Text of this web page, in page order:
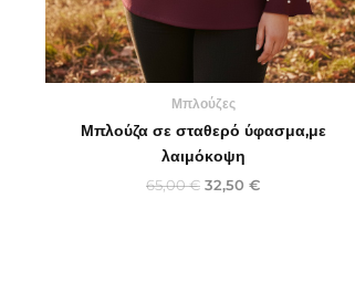
Μπλούζες
Μπλούζα σε σταθερό ύφασμα,με
λαιμόκοψη
65,00€ 32,50 €